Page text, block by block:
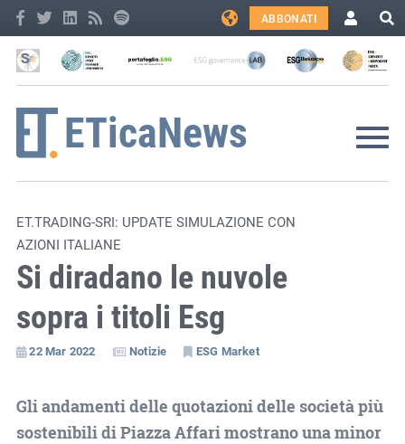
ABBONATI
ET.TRADING-SRI: UPDATE SIMULAZIONE CON
AZIONI ITALIANE
Si diradano le nuvole
sopra i titoli Esg
22 Mar 2022 Notizie ESG Market
Gli andamenti delle quotazioni delle società più
sostenibili di Piazza Affari mostrano una minor